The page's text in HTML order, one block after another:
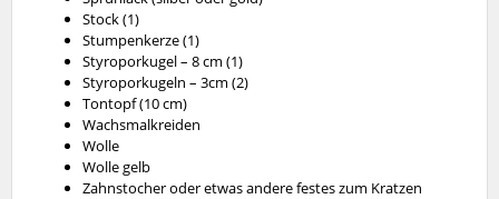
Stock (1)
Stumpenkerze (1)
Styroporkugel – 8 cm (1)
Styroporkugeln – 3cm (2)
Tontopf (10 cm)
Wachsmalkreiden
Wolle
Wolle gelb
Zahnstocher oder etwas andere festes zum Kratzen